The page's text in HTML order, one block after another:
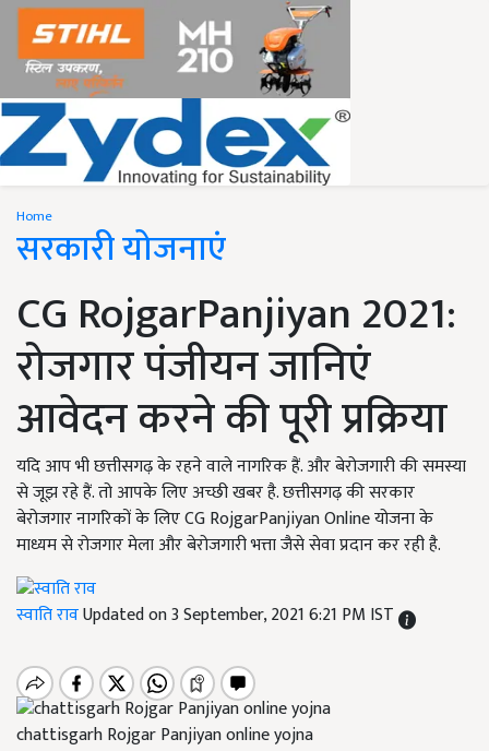
Home
सरकारी योजनाएं
CG RojgarPanjiyan 2021:
रोजगार पंजीयन जानिएं
आवेदन करने की पूरी प्रक्रिया
यदि आप भी छत्तीसगढ़ के रहने वाले नागरिक हैं. और बेरोजगारी की समस्या
से जूझ रहे हैं. तो आपके लिए अच्छी खबर है. छत्तीसगढ़ की सरकार
बेरोजगार नागरिकों के लिए CG RojgarPanjiyan Online योजना के
माध्यम से रोजगार मेला और बेरोजगारी भत्ता जैसे सेवा प्रदान कर रही है.
स्वाति रावUpdated on 3 September, 2021 6:21 PM IST
chattisgarh Rojgar Panjiyan online yojna